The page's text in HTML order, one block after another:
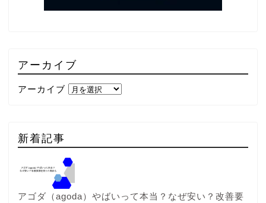
アーカイブ
アーカイブ
新着記事
アゴダ（agoda）やばいって本当？なぜ安い？改善要